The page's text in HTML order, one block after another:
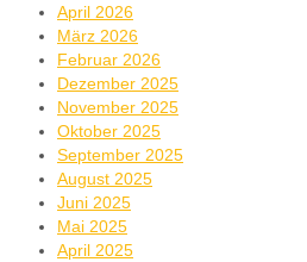
April 2026
März 2026
Februar 2026
Dezember 2025
November 2025
Oktober 2025
September 2025
August 2025
Juni 2025
Mai 2025
April 2025